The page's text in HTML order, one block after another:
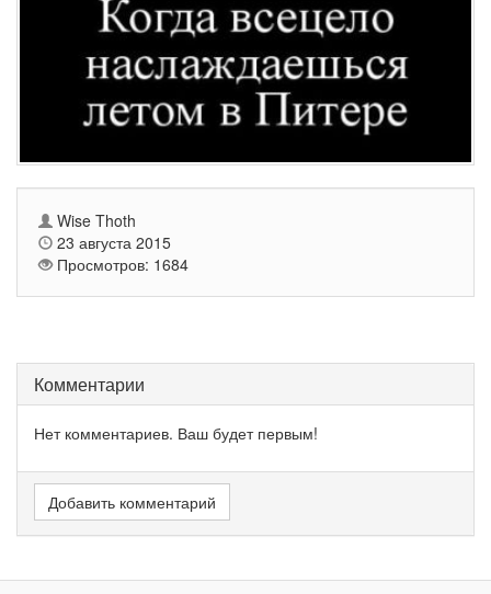
Wise Thoth
23 августа 2015
Просмотров: 1684
Комментарии
Нет комментариев. Ваш будет первым!
Добавить комментарий